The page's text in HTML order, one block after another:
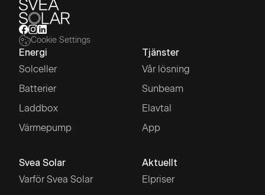
Cookie Settings
Energi
Solceller
Batterier
Laddbox
Värmepump
Tjänster
Vår lösning
Sunbeam
Elavtal
App
Svea Solar
Varför Svea Solar
Aktuellt
Elpriser